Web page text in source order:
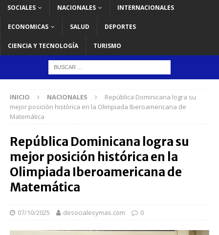
SOCIALES NACIONALES INTERNACIONALES
ECONOMICAS SALUD DEPORTES
CIENCIA Y TECNOLOGÍA TURISMO
INICIO NACIONALES
República Dominicana logra su
mejor posición histórica en la Olimpiada Iberoamericana de
Matemática
República Dominicana logra su
mejor posición histórica en la
Olimpiada Iberoamericana de
Matemática
07/10/2025 desocialesymas.com 0